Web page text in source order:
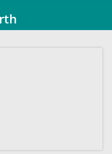
bist hier: